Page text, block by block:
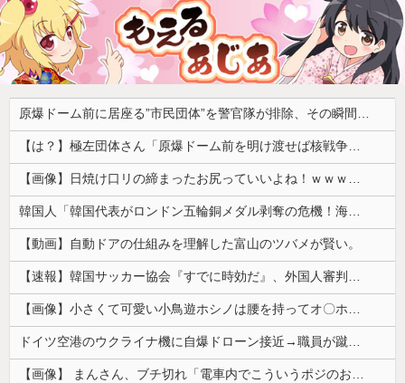
原爆ドーム前に居座る”市民団体”を警官隊が排除、その瞬間に周囲で見守っていた観客たちが……
【は？】極左団体さん「原爆ドーム前を明け渡せば核戦争が始まる！」→ 観衆のマジレスが鋭すぎるとネットで話題に → ｗｗｗｗｗｗｗｗｗｗｗｗ
【画像】日焼け口リの締まったお尻っていいよね！ｗｗｗｗｗ
韓国人「韓国代表がロンドン五輪銅メダル剥奪の危機！海外メディアが『時効の壁を越えてIOCの調査対象になり得る』と報道！」
【動画】自動ドアの仕組みを理解した富山のツバメが賢い。
【速報】韓国サッカー協会『すでに時効だ』、外国人審判らへ性的接待疑惑→ロンドン五輪は銅メダルはく奪の可能性「審判の国籍は日本、UAE、イラン」
【画像】小さくて可愛い小鳥遊ホシノは腰を持ってオ〇ホールを使うかの様なセッ〇スが解であるｗｗｗｗｗ
ドイツ空港のウクライナ機に自爆ドローン接近→職員が蹴り落とす→偶然起爆装置が壊れセーフ
【画像】 まんさん、ブチ切れ「電車内でこういうポジのおじ、ガチでイラネ」→